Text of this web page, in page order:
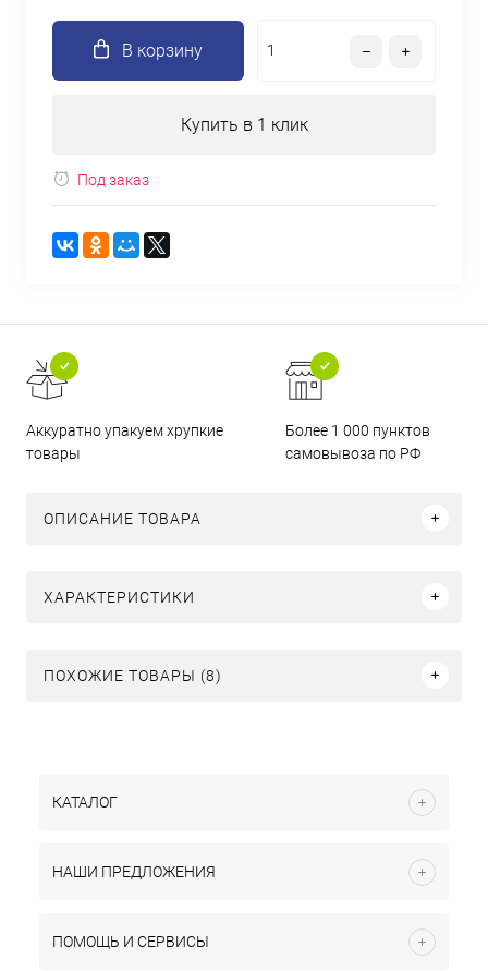
В корзину
Купить в 1 клик
Под заказ
Аккуратно упакуем хрупкие
товары
Более 1 000 пунктов
самовывоза по РФ
ОПИСАНИЕ ТОВАРА
ХАРАКТЕРИСТИКИ
ПОХОЖИЕ ТОВАРЫ (8)
КАТАЛОГ
НАШИ ПРЕДЛОЖЕНИЯ
ПОМОЩЬ И СЕРВИСЫ